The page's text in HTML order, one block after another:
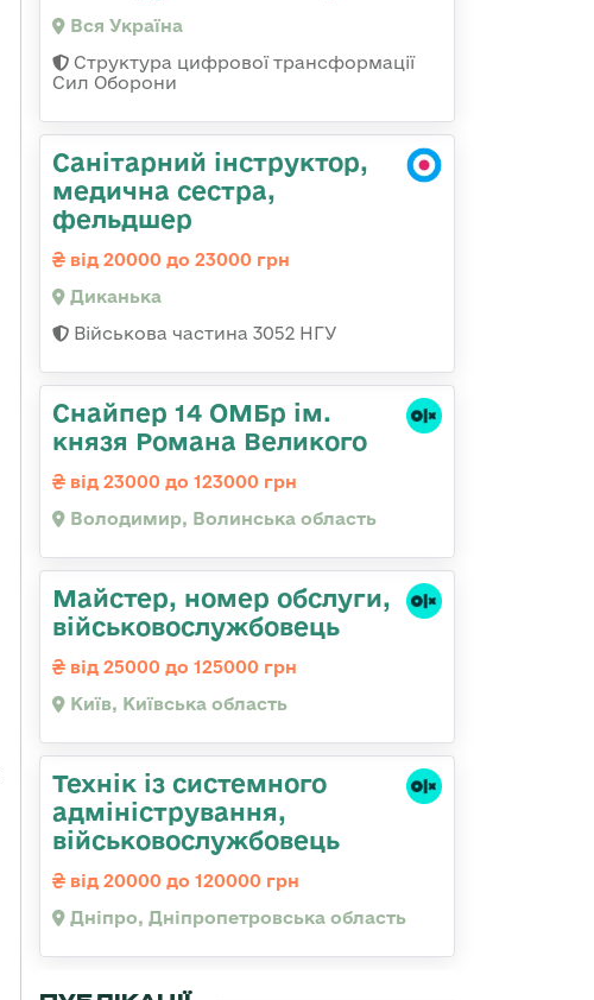
Вся Україна
Структура цифрової трансформації
Сил Оборони
Санітарний інструктор,
медична сестра,
фельдшер
від 20000 до 23000 грн
Диканька
Військова частина 3052 НГУ
Снайпер 14 ОМБр ім.
князя Романа Великого
від 23000 до 123000 грн
Володимир, Волинська область
Майстер, номер обслуги,
військовослужбовець
від 25000 до 125000 грн
Київ, Київська область
Технік із системного
адміністрування,
військовослужбовець
від 20000 до 120000 грн
Дніпро, Дніпропетровська область